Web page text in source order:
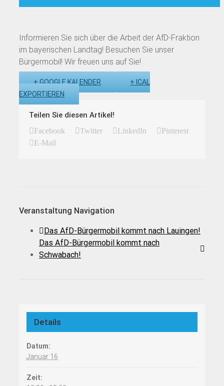
Informieren Sie sich über die Arbeit der AfD-Fraktion
im bayerischen Landtag! Besuchen Sie unser
Bürgermobil! Wir freuen uns auf Sie!
+ GOOGLE KALENDER
+ ICAL
EXPORTIEREN
Teilen Sie diesen Artikel!
Facebook Twitter LinkedIn
Pinterest
E-Mail
Veranstaltung Navigation
Das AfD-Bürgermobil kommt nach Lauingen!
Das AfD-Bürgermobil kommt nach
Schwabach!
Details
Datum:
Januar 16
Zeit: